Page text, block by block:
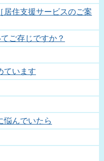
居住支援サービスのご案
ご存じですか？
ています
悩んでいたら